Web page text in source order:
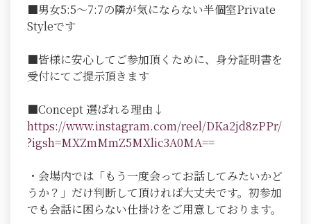
■男女5:5～7:7の隣が気にならない半個室Private
Styleです
■皆様に安心してご参加頂くために、身分証明書を
受付にてご提示頂きます
■Concept 選ばれる理由↓
https://www.instagram.com/reel/DKa2jd8zPPr/
?igsh=MXZmMmZ5MXlic3A0MA==
・会場内では「もう一度会ってお話してみたいかど
うか？」だけ判断して頂ければ大丈夫です。初参加
でも会話に困らない仕掛けをご用意しております。